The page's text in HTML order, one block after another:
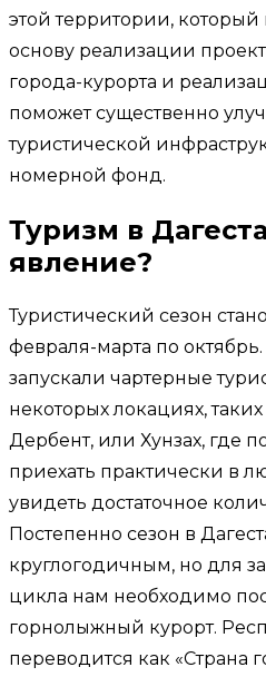
этой территории,
основу реализации
города-курорта и
поможет существенно
туристической
номерной фонд.
Туризм в
явление?
Туристический сезон
февраля-марта по
запускали чартерные
некоторых локациях,
Дербент, или Хунзах, где
приехать практически в
увидеть достаточное
Постепенно сезон в
круглогодичным, но для
цикла нам необходимо
горнолыжный курорт.
переводится как «Страна